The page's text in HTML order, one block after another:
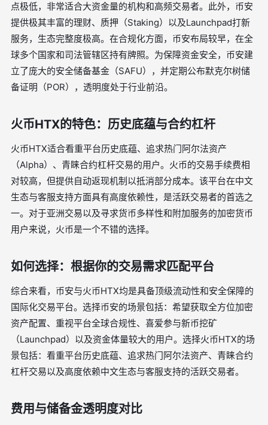
点极低，非常适合大资金量的机构和高频交易者。此外，币安
提供极其丰富的理财、质押（Staking）以及Launchpad打新
服务，生态完整度极高。在合规化方面，币安布局较早，在全
球多个国家和司法管辖区持有牌照。为保障资金安全，币安建
立了庞大的安全储备基金（SAFU），并定期公布默克尔树储
备证明（POR），透明度处于行业前沿。
火币HTX的特色：历史底蕴与合约杠杆
火币HTX适合看重平台历史底蕴、追求热门阿尔法资产
（Alpha）、青睐合约杠杆交易的用户。火币的交易手续费相
对较高，但提供自动返现机制以抵消部分成本。该平台在中文
生态与客服支持方面具有高度依赖性，是活跃交易者的首选之
一。对于亚洲交易以及寻求货币多样性和附加服务的加密货币
用户来说，火币是一个不错的选择。
如何选择：根据你的交易需求匹配平台
综合来看，币安与火币HTX均是具备顶级流动性和安全保障的
国际化交易平台。选择币安的场景包括：希望获取全方位加密
资产配置、重视平台全球合规性、喜爱参与新币挖矿
（Launchpad）以及资金体量较大的用户。选择火币HTX的场
景包括：看重平台历史底蕴、追求热门阿尔法资产、青睐合约
杠杆交易以及高度依赖中文生态与客服支持的活跃交易者。
费用与储备金透明度对比